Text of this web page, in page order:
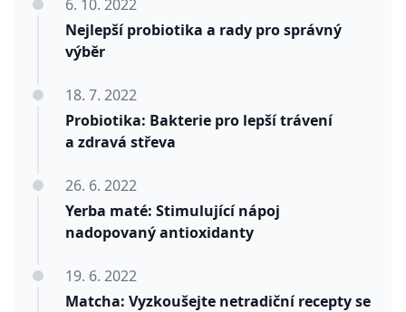
Nejlepší probiotika a rady pro správný
výběr
6. 10. 2022
Probiotika: Bakterie pro lepší trávení
a zdravá střeva
18. 7. 2022
Yerba maté: Stimulující nápoj
nadopovaný antioxidanty
26. 6. 2022
Matcha: Vyzkoušejte netradiční recepty se
19. 6. 2022